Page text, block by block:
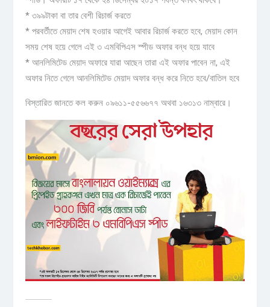
* ৩৯৯টাকা বা তার বেশী রিচার্জ করতে
* পরবর্তীতে মেয়াদ শেষ হওয়ার আগেই আবার রিচার্জ করতে হবে, মেয়াদ কোন
সময় শেষ হয়ে গেলে এই ৩ এমবিপিএস স্পীড অফার বন্ধ হয়ে যাবে
* আনলিমিটেড মেয়াদ অফারে যারা আছেন তারা এই অফার পাবেন না, এই
অফার নিতে গেলে আনলিমিটেড মেয়াদ অফার বন্ধ করে নিতে হবে/বাতিল হবে
বিস্তারিত জানতে কল করুন ০৯৬১১-৫৫৬৬৭৭ অথবা ১৬৩১৩ নাম্বারে।